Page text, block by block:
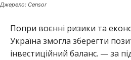
Джерело: Censor
Попри воєнні ризики та
Україна змогла зберегти
інвестиційний баланс. — за